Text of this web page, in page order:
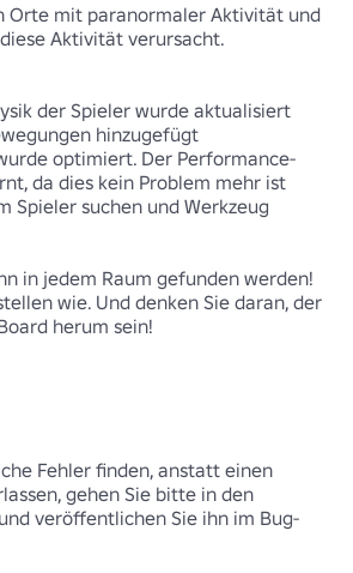
Orte mit paranormaler Aktivität und
Aktivität verursacht.
der Spieler wurde aktualisiert
hinzugefügt
optimiert. Der Performance-
da dies kein Problem mehr ist
Spieler suchen und Werkzeug
in jedem Raum gefunden werden!
wie. Und denken Sie daran, der
herum sein!
Fehler finden, anstatt einen
gehen Sie bitte in den
veröffentlichen Sie ihn im Bug-